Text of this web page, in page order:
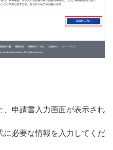
、申請書入力画面が表示され
に必要な情報を入力してくだ